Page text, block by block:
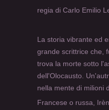
regia di Carlo Emilio
La storia vibrante ed
grande scrittrice che,
trova la morte sotto
dell'Olocausto.
nella mente di milioni
Francese o russa,